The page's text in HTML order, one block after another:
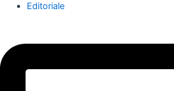
Editoriale